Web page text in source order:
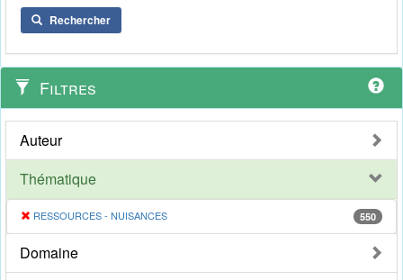
Rechercher
Filtres
Auteur
Thématique
RESSOURCES - NUISANCES 550
Domaine